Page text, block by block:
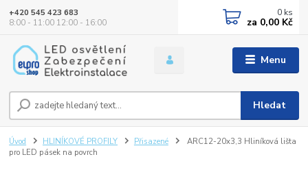
Menu
Hledat
+420 545 423 683
8:00 - 11:00 12:00 - 16:00
0 ks
za 0,00 Kč
Úvod HLINÍKOVÉ PROFILY Přisazené
ARC12-20x3,3 Hliníková lišta
pro LED pásek na povrch